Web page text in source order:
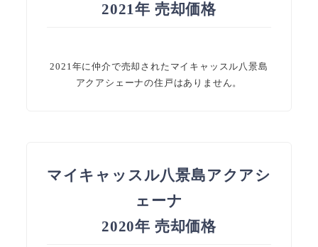
2021年 売却価格
2021年に仲介で売却されたマイキャッスル八景島
アクアシェーナの住戸はありません。
マイキャッスル八景島アクアシ
ェーナ
2020年 売却価格